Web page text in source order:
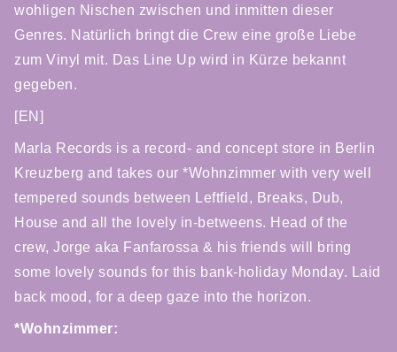
wohligen Nischen zwischen und inmitten dieser
Genres. Natürlich bringt die Crew eine große Liebe
zum Vinyl mit. Das Line Up wird in Kürze bekannt
gegeben.
[EN]
Marla Records is a record- and concept store in Berlin
Kreuzberg and takes our *Wohnzimmer with very well
tempered sounds between Leftfield, Breaks, Dub,
House and all the lovely in-betweens. Head of the
crew, Jorge aka Fanfarossa & his friends will bring
some lovely sounds for this bank-holiday Monday. Laid
back mood, for a deep gaze into the horizon.
*Wohnzimmer: